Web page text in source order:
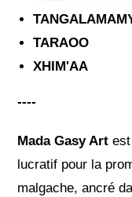
TARAOO
XHIM'AA
----
Mada Gasy Art
lucratif pour la
malgache, ancré